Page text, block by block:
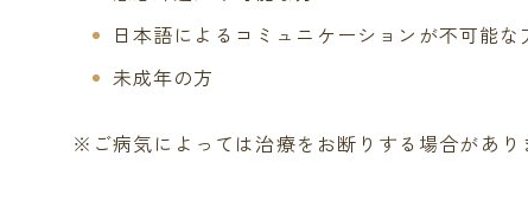
日本語によるコミュニケーションが不可能な
未成年の方
※ご病気によっては治療をお断りする場合があり